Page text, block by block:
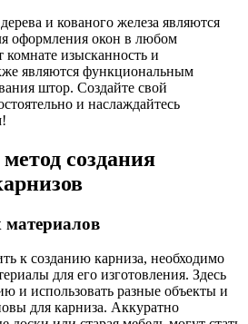
и кованого железа являются
оформления окон в любом
изысканность и
являются функциональным
штор. Создайте свой
и наслаждайтесь
создания
к созданию карниза, необходимо
для его изготовления. Здесь
и использовать разные объекты и
для карниза. Аккуратно